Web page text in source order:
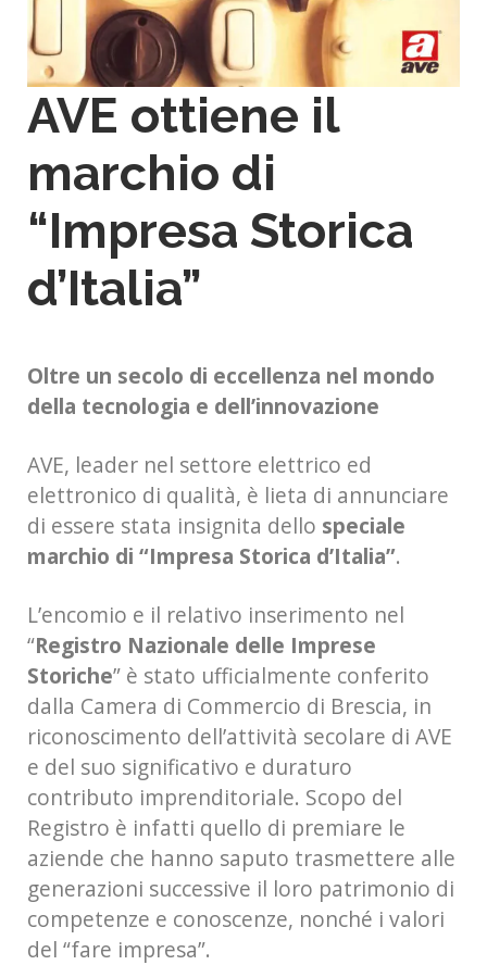
AVE ottiene il
marchio di
“Impresa Storica
d’Italia”
Oltre un secolo di eccellenza nel mondo
della tecnologia e dell’innovazione
AVE, leader nel settore elettrico ed
elettronico di qualità, è lieta di annunciare
di essere stata insignita dello speciale
marchio di “Impresa Storica d’Italia”.
L’encomio e il relativo inserimento nel
“Registro Nazionale delle Imprese
Storiche” è stato ufficialmente conferito
dalla Camera di Commercio di Brescia, in
riconoscimento dell’attività secolare di AVE
e del suo significativo e duraturo
contributo imprenditoriale. Scopo del
Registro è infatti quello di premiare le
aziende che hanno saputo trasmettere alle
generazioni successive il loro patrimonio di
competenze e conoscenze, nonché i valori
del “fare impresa”.